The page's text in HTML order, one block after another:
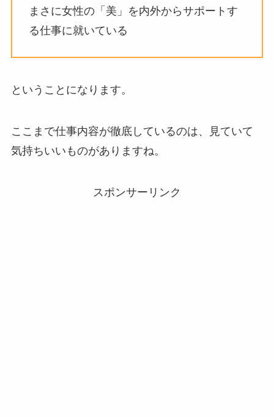
まさに女性の「美」を内外からサポートす
る仕事に就いている
ということになります。
ここまで仕事内容が徹底しているのは、見ていて
気持ちいいものがありますね。
スポンサーリンク